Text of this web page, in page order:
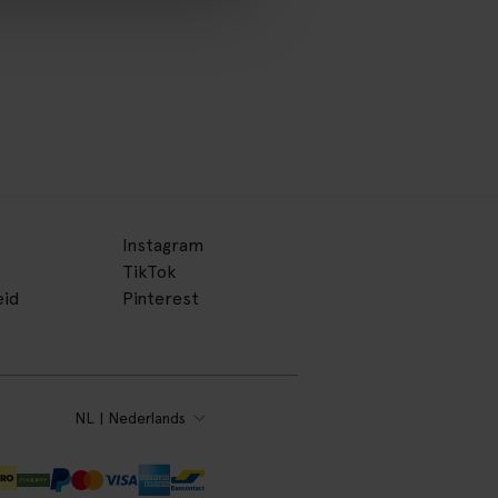
Instagram
TikTok
Pinterest
NL | Nederlands